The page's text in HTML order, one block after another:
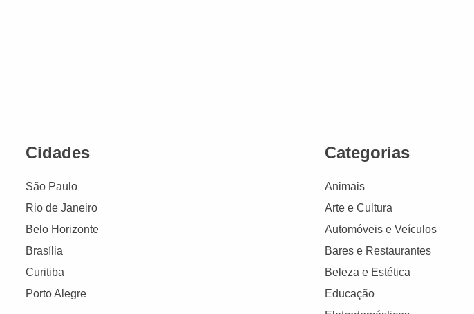
Cidades
São Paulo
Rio de Janeiro
Belo Horizonte
Brasília
Curitiba
Porto Alegre
Categorias
Animais
Arte e Cultura
Automóveis e Veículos
Bares e Restaurantes
Beleza e Estética
Educação